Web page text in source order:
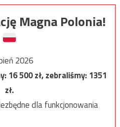
Magna Polonia!
2026
16 500zł, zebraliśmy:1351
zł.
dla funkcjonowania